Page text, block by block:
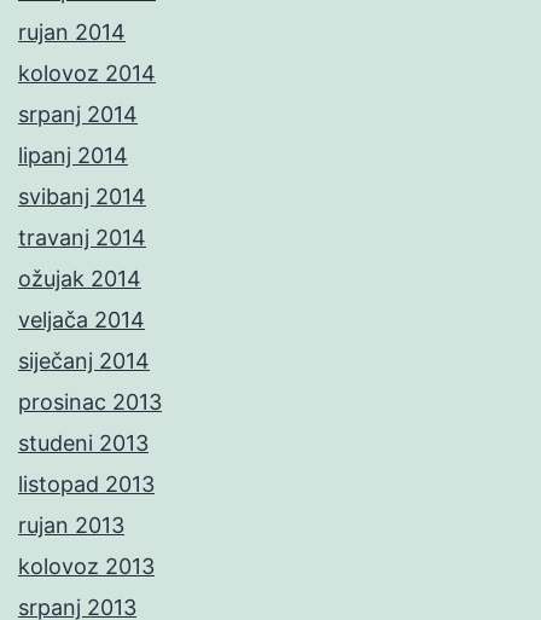
rujan 2014
kolovoz 2014
srpanj 2014
lipanj 2014
svibanj 2014
travanj 2014
ožujak 2014
veljača 2014
siječanj 2014
prosinac 2013
studeni 2013
listopad 2013
rujan 2013
kolovoz 2013
srpanj 2013